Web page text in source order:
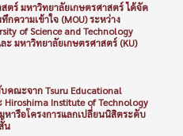
ตร์ มหาวิทยาลัยเกษตรศาสตร์ ได้จัด
ความเข้าใจ (MOU) ระหว่าง
of Science and Technology
ะ มหาวิทยาลัยเกษตรศาสตร์ (KU)
คณะจาก Tsuru Educational
Hiroshima Institute of Technology
ารือโครงการแลกเปลี่ยนนิสิตระดับ
น